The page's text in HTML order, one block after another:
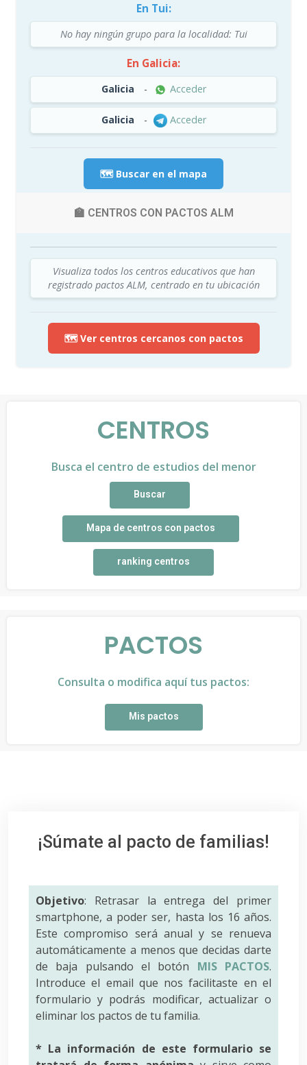
En Tui:
No hay ningún grupo para la localidad: Tui
En Galicia:
Galicia - Acceder
Galicia - Acceder
🗺️ Buscar en el mapa
🏫 CENTROS CON PACTOS ALM
Visualiza todos los centros educativos que han
registrado pactos ALM, centrado en tu ubicación
🗺️ Ver centros cercanos con pactos
CENTROS
Busca el centro de estudios del menor
Buscar
Mapa de centros con pactos
ranking centros
PACTOS
Consulta o modifica aquí tus pactos:
Mis pactos
¡Súmate al pacto de familias!
Objetivo: Retrasar la entrega del primer
smartphone, a poder ser, hasta los 16 años.
Este compromiso será anual y se renueva
automáticamente a menos que decidas darte
de baja pulsando el botón MIS PACTOS.
Introduce el email que nos facilitaste en el
formulario y podrás modificar, actualizar o
eliminar los pactos de tu familia.
* La información de este formulario se